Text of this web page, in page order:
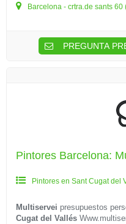
Barcelona - crtra.de sants
PREGUNTA
Pintores Barcelona:
Pintores en Sant Cugat del
Multiservei presupuestos
Cugat del Vallés